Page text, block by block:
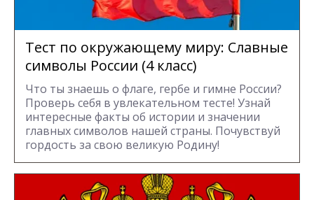
Тест по окружающему миру: Славные
символы России (4 класс)
Что ты знаешь о флаге, гербе и гимне России?
Проверь себя в увлекательном тесте! Узнай
интересные факты об истории и значении
главных символов нашей страны. Почувствуй
гордость за свою великую Родину!